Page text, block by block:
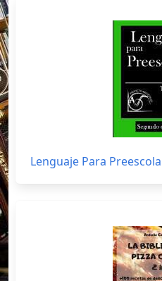
Lenguaje Para